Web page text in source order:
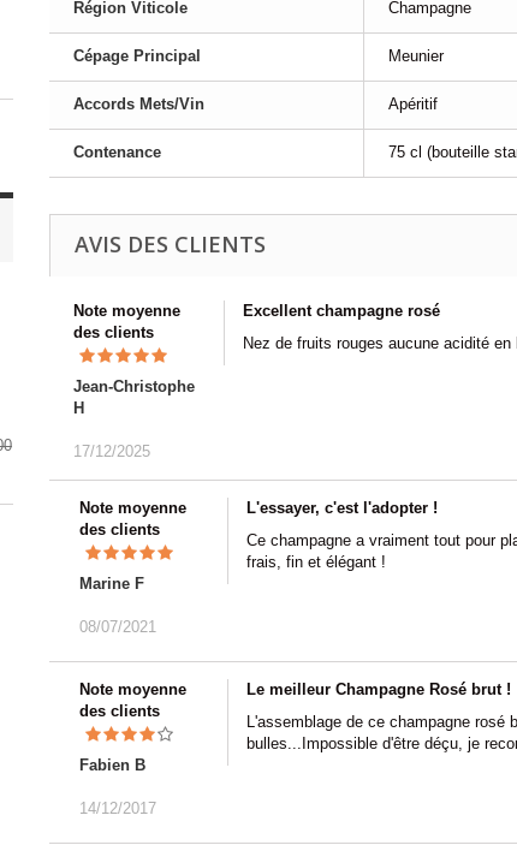
Région Viticole Champagne
Cépage Principal Meunier
Accords Mets/Vin Apéritif
Contenance 75 cl (bouteille
AVIS DES CLIENTS
Note moyenne
des clients
Jean-Christophe
H
17/12/2025
Excellent champagne rosé
Nez de fruits rouges aucune acidité
Note moyenne
des clients
Marine F
08/07/2021
L'essayer, c'est l'adopter !
Ce champagne a vraiment tout pour
frais, fin et élégant !
Note moyenne
des clients
Fabien B
14/12/2017
Le meilleur Champagne Rosé brut !
L'assemblage de ce champagne
bulles...Impossible d'être déçu, je